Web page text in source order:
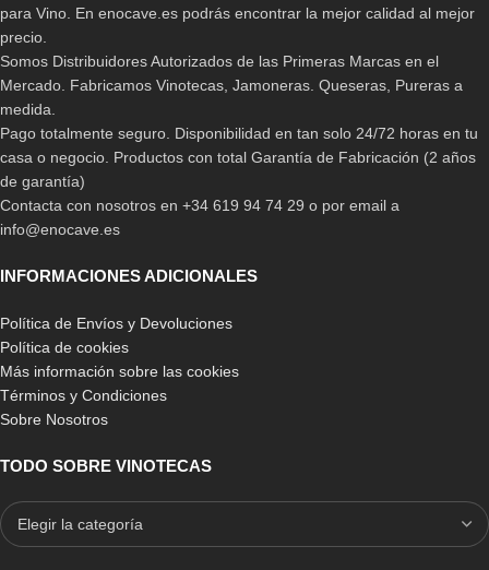
para Vino. En enocave.es podrás encontrar la mejor calidad al mejor
precio.
Somos Distribuidores Autorizados de las Primeras Marcas en el
Mercado. Fabricamos Vinotecas, Jamoneras. Queseras, Pureras a
medida.
Pago totalmente seguro. Disponibilidad en tan solo 24/72 horas en tu
casa o negocio. Productos con total Garantía de Fabricación (2 años
de garantía)
Contacta con nosotros en +34 619 94 74 29 o por email a
info@enocave.es
INFORMACIONES ADICIONALES
Política de Envíos y Devoluciones
Política de cookies
Más información sobre las cookies
Términos y Condiciones
Sobre Nosotros
TODO SOBRE VINOTECAS